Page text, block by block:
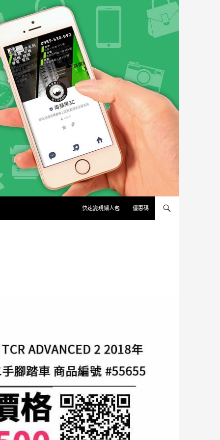
快速變現懶人包 優惠碼